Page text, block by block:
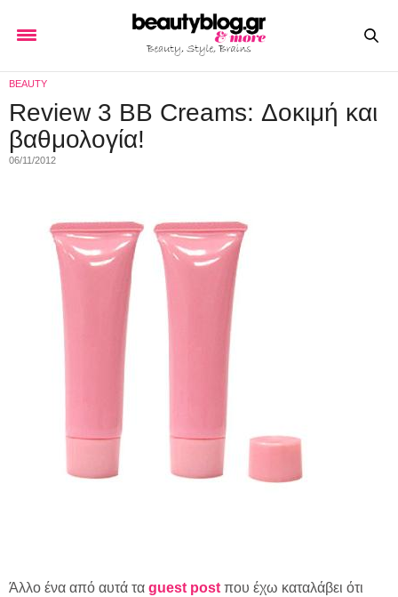
BEAUTY
Review 3 BB Creams: Δοκιμή και
βαθμολογία!
06/11/2012
Άλλο ένα από αυτά τα guest post που έχω καταλάβει ότι